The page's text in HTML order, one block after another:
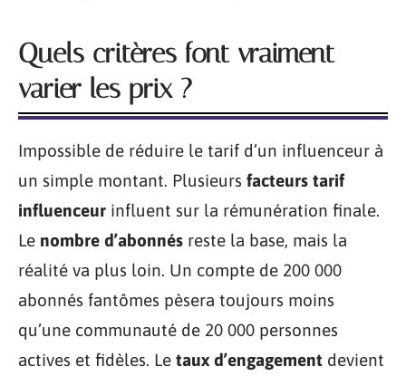
Quels critères font vraiment
varier les prix ?
Impossible de réduire le tarif d’un influenceur à
un simple montant. Plusieurs facteurs tarif
influenceur influent sur la rémunération finale.
Le nombre d’abonnés reste la base, mais la
réalité va plus loin. Un compte de 200 000
abonnés fantômes pèsera toujours moins
qu’une communauté de 20 000 personnes
actives et fidèles. Le taux d’engagement devient